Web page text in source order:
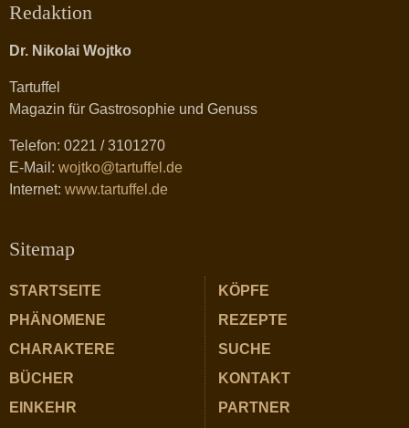
Redaktion
Dr. Nikolai Wojtko
Tartuffel
Magazin für Gastrosophie und Genuss
Telefon: 0221 / 3101270
E-Mail: wojtko@tartuffel.de
Internet: www.tartuffel.de
Sitemap
STARTSEITE
PHÄNOMENE
CHARAKTERE
BÜCHER
EINKEHR
KÖPFE
REZEPTE
SUCHE
KONTAKT
PARTNER